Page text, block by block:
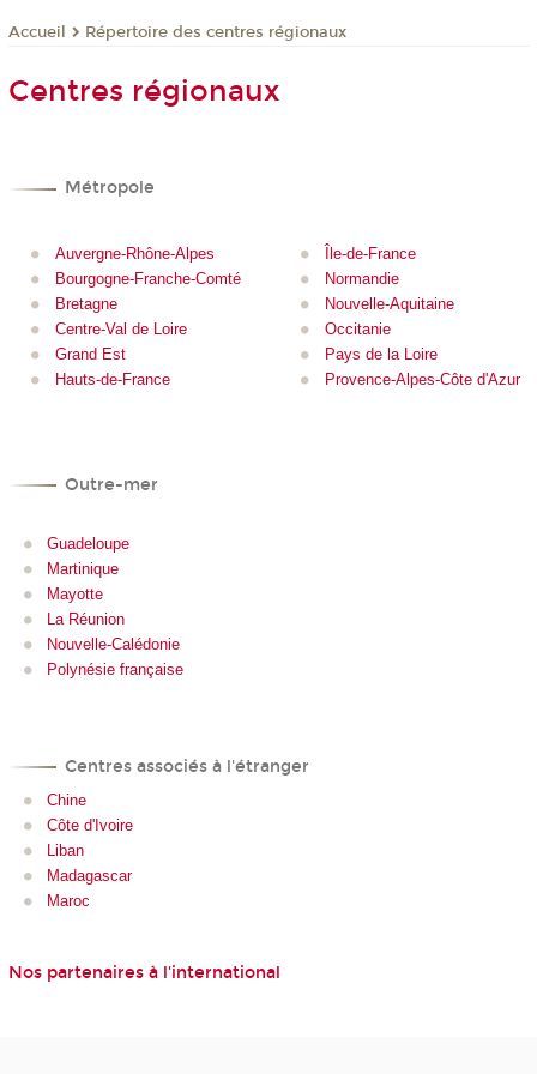
Accueil Répertoire des centres régionaux
Centres régionaux
Métropole
Auvergne-Rhône-Alpes
Bourgogne-Franche-Comté
Bretagne
Centre-Val de Loire
Grand Est
Hauts-de-France
Île-de-France
Normandie
Nouvelle-Aquitaine
Occitanie
Pays de la Loire
Provence-Alpes-Côte d'Azur
Outre-mer
Guadeloupe
Martinique
Mayotte
La Réunion
Nouvelle-Calédonie
Polynésie française
Centres associés à l'étranger
Chine
Côte d'Ivoire
Liban
Madagascar
Maroc
Nos partenaires à l'international